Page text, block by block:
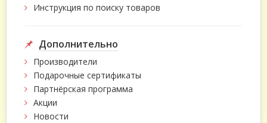
Инструкция по поиску товаров
Дополнительно
Производители
Подарочные сертификаты
Партнёрская программа
Акции
Новости